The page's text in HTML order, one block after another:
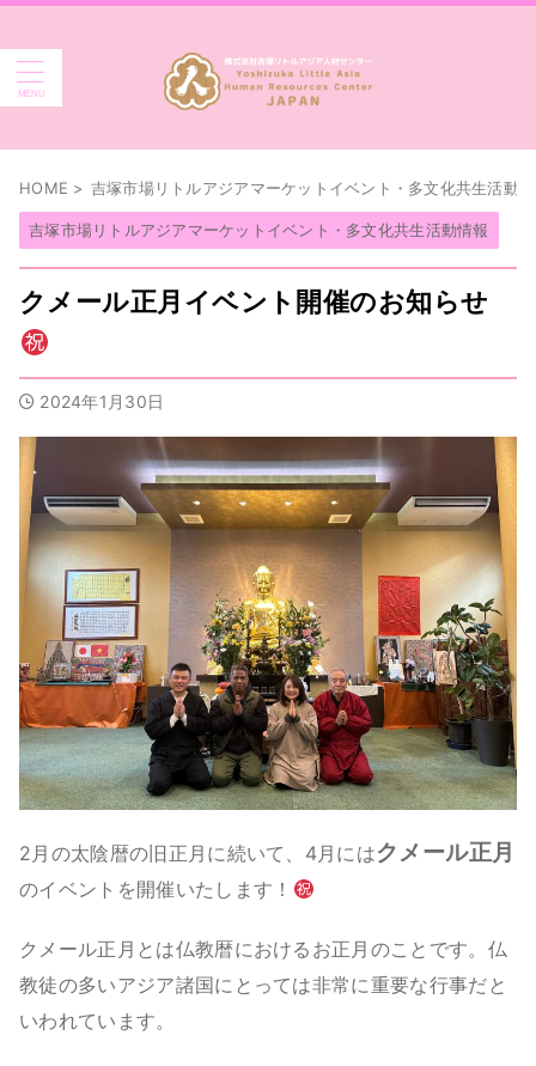
HOME > 吉塚市場リトルアジアマーケットイベント・多文化共生活動
吉塚市場リトルアジアマーケットイベント・多文化共生活動情報
クメール正月イベント開催のお知らせ
2024年1月30日
2月の太陰暦の旧正月に続いて、4月にはクメール正月
のイベントを開催いたします！
クメール正月とは仏教暦におけるお正月のことです。仏
教徒の多いアジア諸国にとっては非常に重要な行事だと
いわれています。